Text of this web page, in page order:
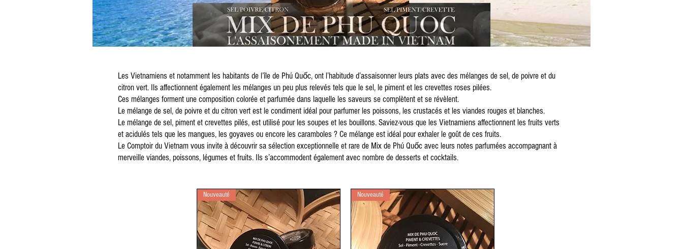
Les Vietnamiens et notamment les habitants de l’île de Phú Quốc, ont l’habitude d’assaisonner leurs plats avec des mélanges de sel, de poivre et du
citron vert. Ils affectionnent également les mélanges un peu plus relevés tels que le sel, le piment et les crevettes roses pilées.
Ces mélanges forment une composition colorée et parfumée dans laquelle les saveurs se complètent et se révèlent.
Le mélange de sel, de poivre et du citron vert est le condiment idéal pour parfumer les poissons, les crustacés et les viandes rouges et blanches.
Le mélange de sel, piment et crevettes pilés, est utilisé pour les soupes et les bouillons. Saviez-vous que les Vietnamiens affectionnent les fruits verts
et acidulés tels que les mangues, les goyaves ou encore les caramboles ? Ce mélange est idéal pour exhaler le goût de ces fruits.
Le Comptoir du Vietnam vous invite à découvrir sa sélection exceptionnelle et rare de Mix de Phú Quốc avec leurs notes parfumées accompagnant à
merveille viandes, poissons, légumes et fruits. Ils s’accommodent également avec nombre de desserts et cocktails.
Nouveauté Nouveauté